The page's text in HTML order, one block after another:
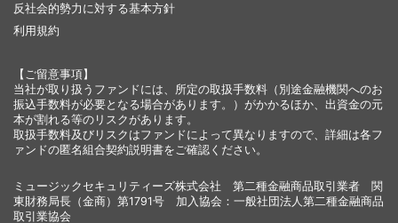
反社会的勢力に対する基本方針
利用規約
【ご留意事項】
当社が取り扱うファンドには、所定の取扱手数料（別途金融機関へのお
振込手数料が必要となる場合があります。）がかかるほか、出資金の元
本が割れる等のリスクがあります。
取扱手数料及びリスクはファンドによって異なりますので、詳細は各フ
ァンドの匿名組合契約説明書をご確認ください。
ミュージックセキュリティーズ株式会社 第二種金融商品取引業者 関
東財務局長（金商）第1791号 加入協会：一般社団法人第二種金融商品
取引業協会